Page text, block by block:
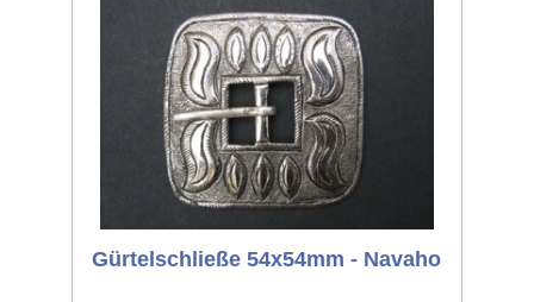
Gürtelschließe 54x54mm - Navaho